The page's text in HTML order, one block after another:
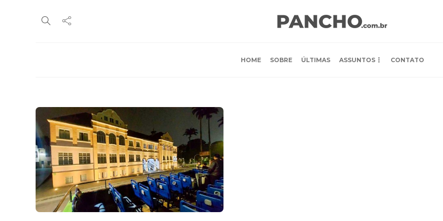
HOME SOBRE ÚLTIMAS ASSUNTOS CONTATO